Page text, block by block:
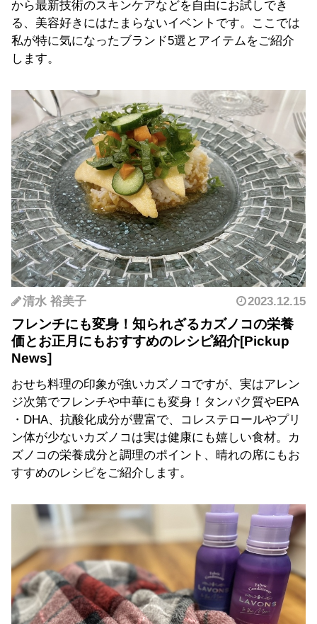
から最新技術のスキンケアなどを自由にお試しでき
る、美容好きにはたまらないイベントです。ここでは
私が特に気になったブランド5選とアイテムをご紹介
します。
清水 裕美子 2023.12.15
フレンチにも変身！知られざるカズノコの栄養
価とお正月にもおすすめのレシピ紹介
おせち料理の印象が強いカズノコですが、実はアレン
ジ次第でフレンチや中華にも変身！タンパク質やEPA
・DHA、抗酸化成分が豊富で、コレステロールやプリ
ン体が少ないカズノコは実は健康にも嬉しい食材。カ
ズノコの栄養成分と調理のポイント、晴れの席にもお
すすめのレシピをご紹介します。